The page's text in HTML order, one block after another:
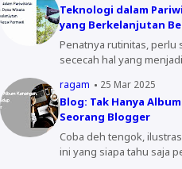
Teknologi dalam
yang Berkelanjutan
Penatnya rutinitas, perlu
sececah hal yang
ragam 25 Mar 2025
Blog: Tak Hanya
Seorang Blogger
Coba deh tengok,
ini yang siapa tahu saja